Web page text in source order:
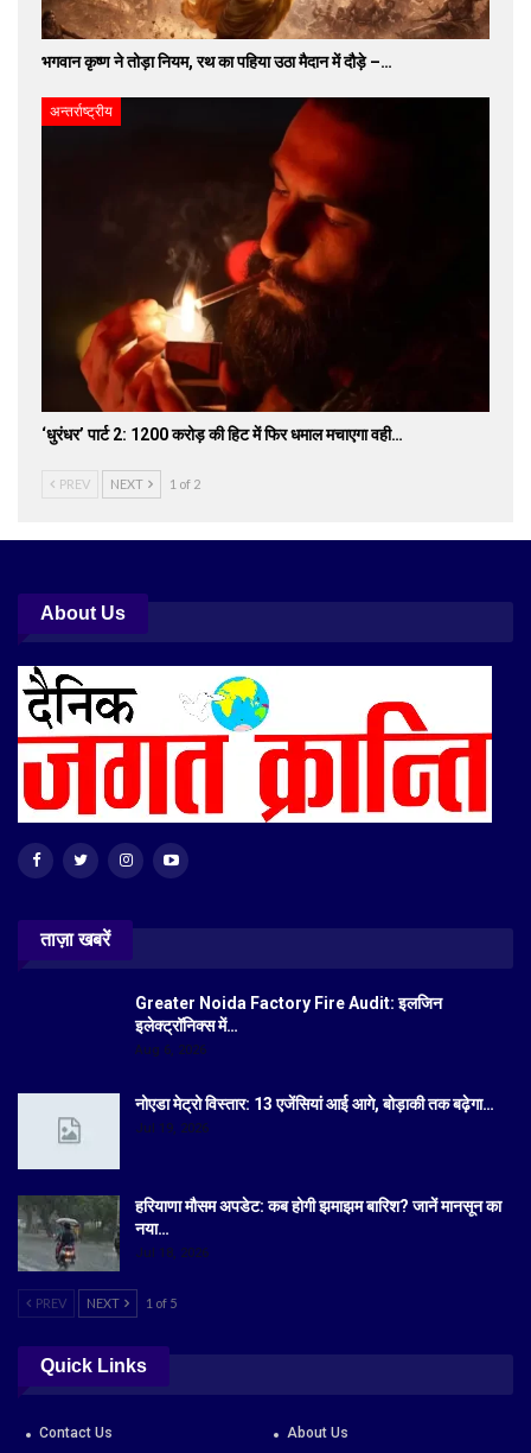
भगवान कृष्ण ने तोड़ा नियम, रथ का पहिया उठा मैदान में दौड़े –…
अन्तर्राष्ट्रीय
‘धुरंधर’ पार्ट 2: 1200 करोड़ की हिट में फिर धमाल मचाएगा वही…
PREV NEXT 1 of 2
About Us
ताज़ा खबरें
Greater Noida Factory Fire Audit: इलजिन
इलेक्ट्रॉनिक्स में…
Aug 6, 2026
नोएडा मेट्रो विस्तार: 13 एजेंसियां आई आगे, बोड़ाकी तक बढ़ेगा…
Jul 19, 2026
हरियाणा मौसम अपडेट: कब होगी झमाझम बारिश? जानें मानसून का
नया…
Jul 18, 2026
PREV NEXT 1 of 5
Quick Links
Contact Us About Us